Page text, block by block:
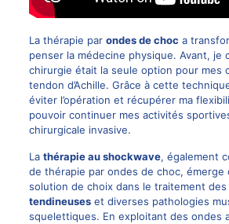
La thérapie par ondes de choc a
penser la médecine physique. Avant, je
chirurgie était la seule option pour mes
tendon d’Achille. Grâce à cette
éviter l’opération et récupérer ma
pouvoir continuer mes activités
chirurgicale invasive.
La thérapie au shockwave, également
de thérapie par ondes de choc, émerge
solution de choix dans le traitement des
tendineuseset diverses pathologies
squelettiques. En exploitant des ondes